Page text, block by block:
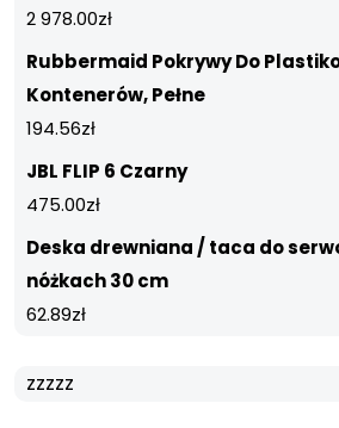
2 978.00zł
Rubbermaid Pokrywy Do
Kontenerów, Pełne
194.56zł
JBL FLIP 6 Czarny
475.00zł
Deska drewniana / taca do
nóżkach 30 cm
62.89zł
zzzzz